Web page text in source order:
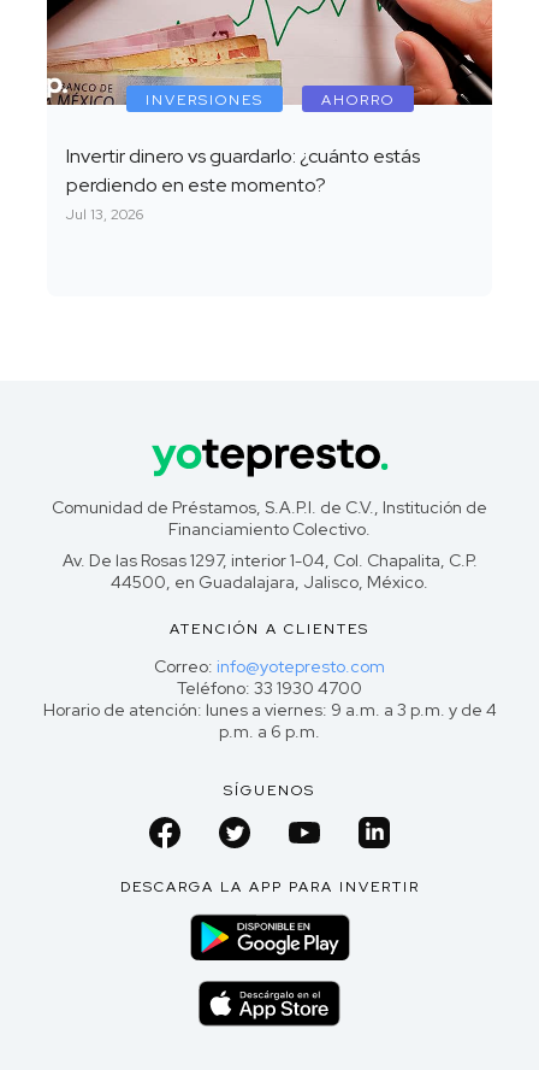
INVERSIONES AHORRO
Invertir dinero vs guardarlo: ¿cuánto estás
perdiendo en este momento?
Jul 13, 2026
Comunidad de Préstamos, S.A.P.I. de C.V., Institución de
Financiamiento Colectivo.
Av. De las Rosas 1297, interior 1-04, Col. Chapalita, C.P.
44500, en Guadalajara, Jalisco, México.
ATENCIÓN A CLIENTES
Correo: info@yotepresto.com
Teléfono: 33 1930 4700
Horario de atención: lunes a viernes: 9 a.m. a 3 p.m. y de 4
p.m. a 6 p.m.
SÍGUENOS
DESCARGA LA APP PARA INVERTIR